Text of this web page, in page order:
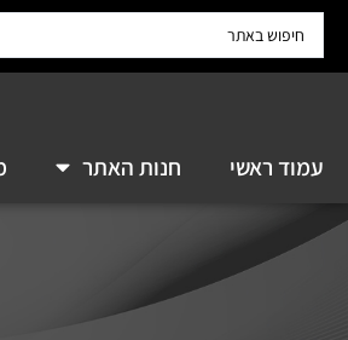
עמוד ראשי חנות האתר